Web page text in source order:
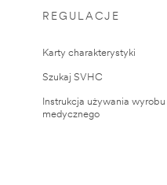
REGULACJE
Karty charakterystyki
Szukaj SVHC
Instrukcja używania wyrobu
medycznego